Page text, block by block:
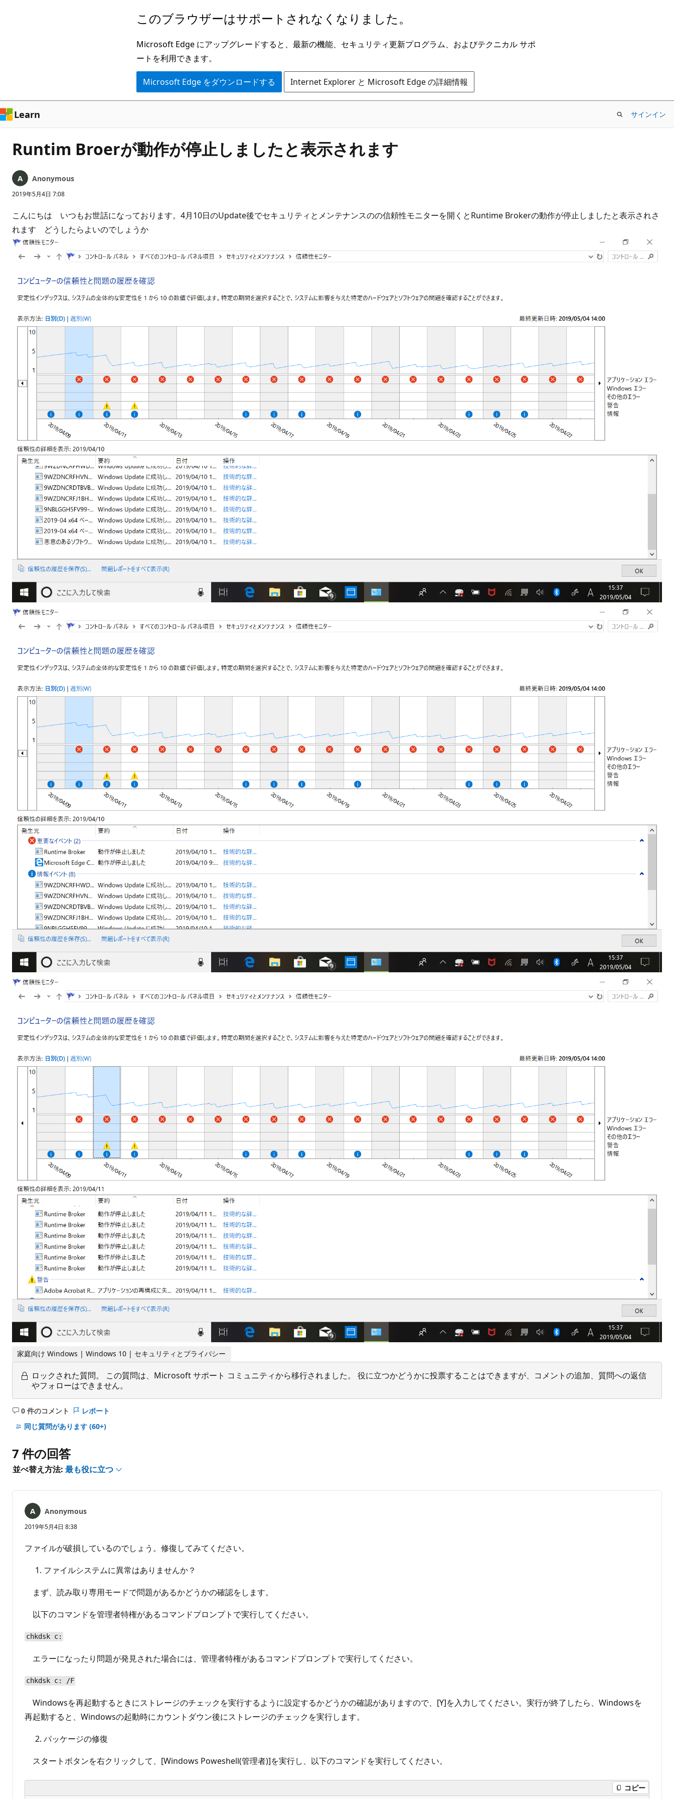
ン
ツ
に
ス
キ
ッ
プ
このブラウザーはサポートされなくなりました。
Microsoft Edge にアップグレードすると、最新の機能、セキュリティ更新プログラム、およびテクニカル サポ
ートを利用できます。
Microsoft Edge をダウンロードする Internet Explorer と Microsoft Edge の詳細情報
Learn サインイン
Runtim Broerが動作が停止しましたと表示されます
Anonymous
2019年5月4日 7:08
こんにちは いつもお世話になっております。4月10日のUpdate後でセキュリティとメンテナンスのの信頼性モニターを開くとRuntime Brokerの動作が停止しましたと表示されさ
れます どうしたらよいのでしょうか
家庭向け Windows | Windows 10 | セキュリティとプライバシー
ロックされた質問。
この質問は、Microsoft サポート コミュニティから移行されました。 役に立つかどうかに投票することはできますが、コメントの追加、質問への返信
やフォローはできません。
0 件のコメント
コ
メ
は
あ
ま
ん
レポート
同じ質問があります (60+)
7 件の回答
並べ替え方法: 最も役に立つ
Anonymous
2019年5月4日 8:38
ファイルが破損しているのでしょう。修復してみてください。
ファイルシステムに異常はありませんか？
まず、読み取り専用モードで問題があるかどうかの確認をします。
以下のコマンドを管理者特権があるコマンドプロンプトで実行してください。
chkdsk c:
エラーになったり問題が発見された場合には、管理者特権があるコマンドプロンプトで実行してください。
chkdsk c: /F
Windowsを再起動するときにストレージのチェックを実行するように設定するかどうかの確認がありますので、[Y]を入力してください。実行が終了したら、Windowsを
再起動すると、Windowsの起動時にカウントダウン後にストレージのチェックを実行します。
パッケージの修復
スタートボタンを右クリックして、[Windows Poweshell(管理者)]を実行し、以下のコマンドを実行してください。
コピー